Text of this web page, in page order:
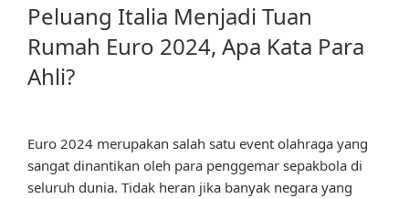
Peluang Italia Menjadi Tuan
Rumah Euro 2024, Apa Kata Para
Ahli?
Euro 2024 merupakan salah satu event olahraga yang
sangat dinantikan oleh para penggemar sepakbola di
seluruh dunia. Tidak heran jika banyak negara yang